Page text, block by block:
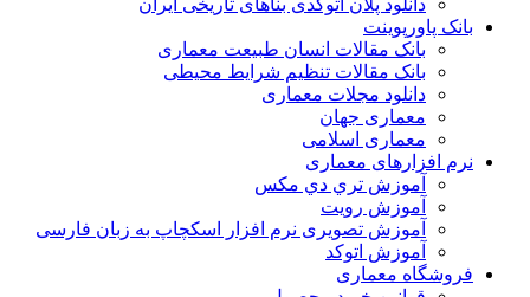
بانک پاورپوینت
بانک مقالات انسان طبیعت معماری
بانک مقالات تنظیم شرایط محیطی
دانلود مجلات معماری
معماری جهان
معماری اسلامی
نرم افزارهای معماری
آﻣﻮزش ﺗﺮي دي ﻣﮑﺲ
آموزش رویت
آموزش تصویری نرم افزار اسکچاپ به زبان فارسی
آموزش اتوکد
فروشگاه معماری